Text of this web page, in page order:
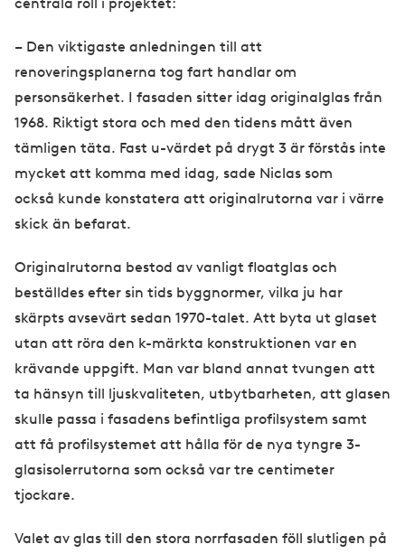
– Den viktigaste anledningen till att
renoveringsplanerna tog fart handlar om
personsäkerhet. I fasaden sitter idag originalglas från
1968. Riktigt stora och med den tidens mått även
tämligen täta. Fast u-värdet på drygt 3 är förstås inte
mycket att komma med idag, sade Niclas som
också kunde konstatera att originalrutorna var i värre
skick än befarat.
Originalrutorna bestod av vanligt floatglas och
beställdes efter sin tids byggnormer, vilka ju har
skärpts avsevärt sedan 1970-talet. Att byta ut glaset
utan att röra den k-märkta konstruktionen var en
krävande uppgift. Man var bland annat tvungen att
ta hänsyn till ljuskvaliteten, utbytbarheten, att glasen
skulle passa i fasadens befintliga profilsystem samt
att få profilsystemet att hålla för de nya tyngre 3-
glasisolerrutorna som också var tre centimeter
tjockare.
Valet av glas till den stora norrfasaden föll slutligen på